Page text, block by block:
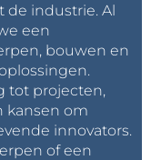
de industrie. Al
een
bouwen en
tot projecten,
kansen om
innovators.
of een